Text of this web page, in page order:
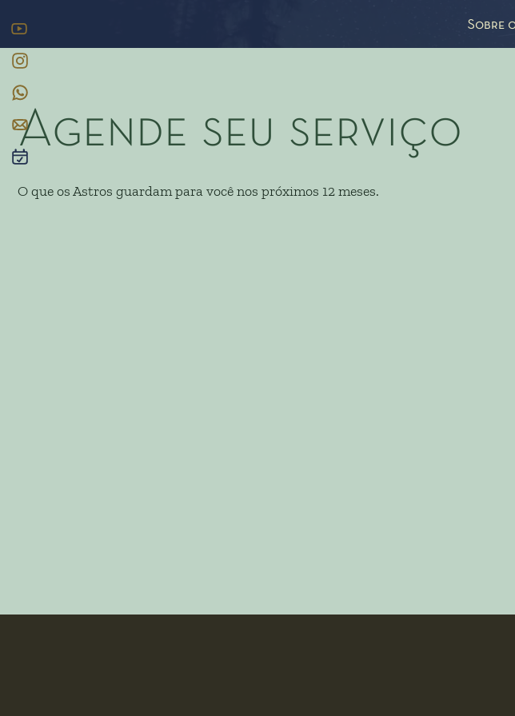
Agende seu serviço
O que os Astros guardam para você nos próximos 12 meses.
Sobre